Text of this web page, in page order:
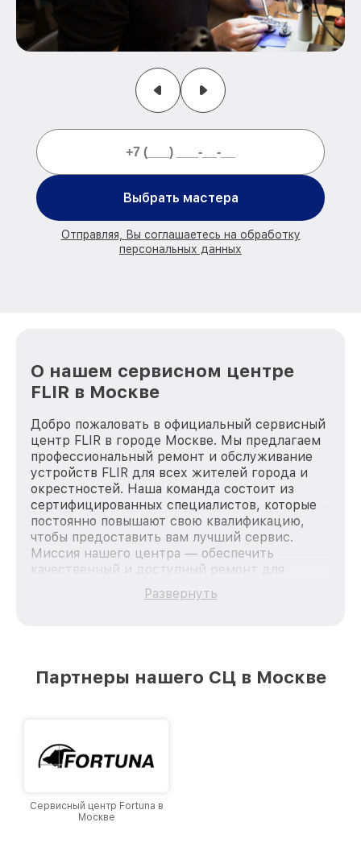
Выбрать мастера
Отправляя, Вы соглашаетесь на обработку
персональных данных
О нашем сервисном центре
FLIR в Москве
Добро пожаловать в официальный сервисный
центр FLIR в городе Москве. Мы предлагаем
профессиональный ремонт и обслуживание
устройств FLIR для всех жителей города и
окрестностей. Наша команда состоит из
сертифицированных специалистов, которые
постоянно повышают свою квалификацию,
чтобы предоставить вам лучший сервис.
Миссия нашего центра — обеспечить
качественный и доступный ремонт для
каждого пользователя продукции FLIR, вне
зависимости от сложности поломки. Мы
Москве, постоянно повышая уровень доверия
Развернуть
Партнеры нашего СЦ в Москве
Сервисный центр Fortuna в
Москве